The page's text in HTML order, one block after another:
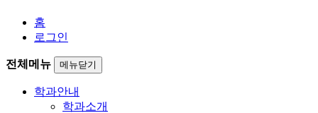
홈
로그인
전체메뉴 메뉴닫기
학과안내
학과소개